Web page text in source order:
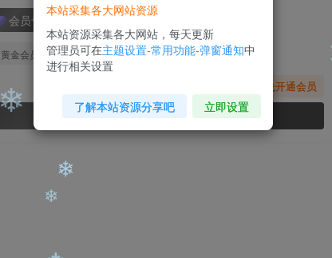
会员专属资源
黄金会员 免费 钻石会员免费
您暂无购买权限，请先开通会员
开通会员
本站采集各大网站资源
本站资源采集各大网站，每天更新
管理员可在主题设置-常用功能-弹窗通知中
进行相关设置
了解本站资源分享吧 立即设置
❄
❄